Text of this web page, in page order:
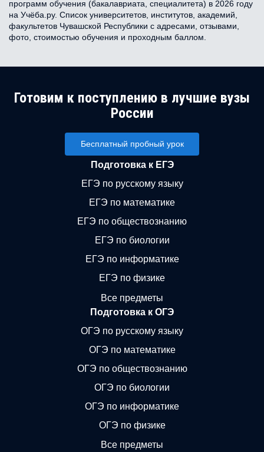
программ обучения (бакалавриата, специалитета) в 2026 году
на Учёба.ру. Список университетов, институтов, академий,
факультетов Чувашской Республики с адресами, отзывами,
фото, стоимостью обучения и проходным баллом.
Готовим к поступлению в лучшие вузы
России
Бесплатный пробный урок
Подготовка к ЕГЭ
ЕГЭ по русскому языку
ЕГЭ по математике
ЕГЭ по обществознанию
ЕГЭ по биологии
ЕГЭ по информатике
ЕГЭ по физике
Все предметы
Подготовка к ОГЭ
ОГЭ по русскому языку
ОГЭ по математике
ОГЭ по обществознанию
ОГЭ по биологии
ОГЭ по информатике
ОГЭ по физике
Все предметы